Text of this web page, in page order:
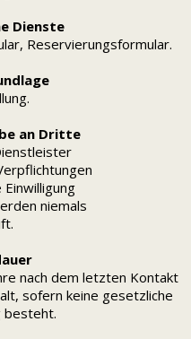
Dienste
Reservierungsformular.
an Dritte
Einwilligung
niemals
nach dem letzten Kontakt
sofern keine gesetzliche
besteht.